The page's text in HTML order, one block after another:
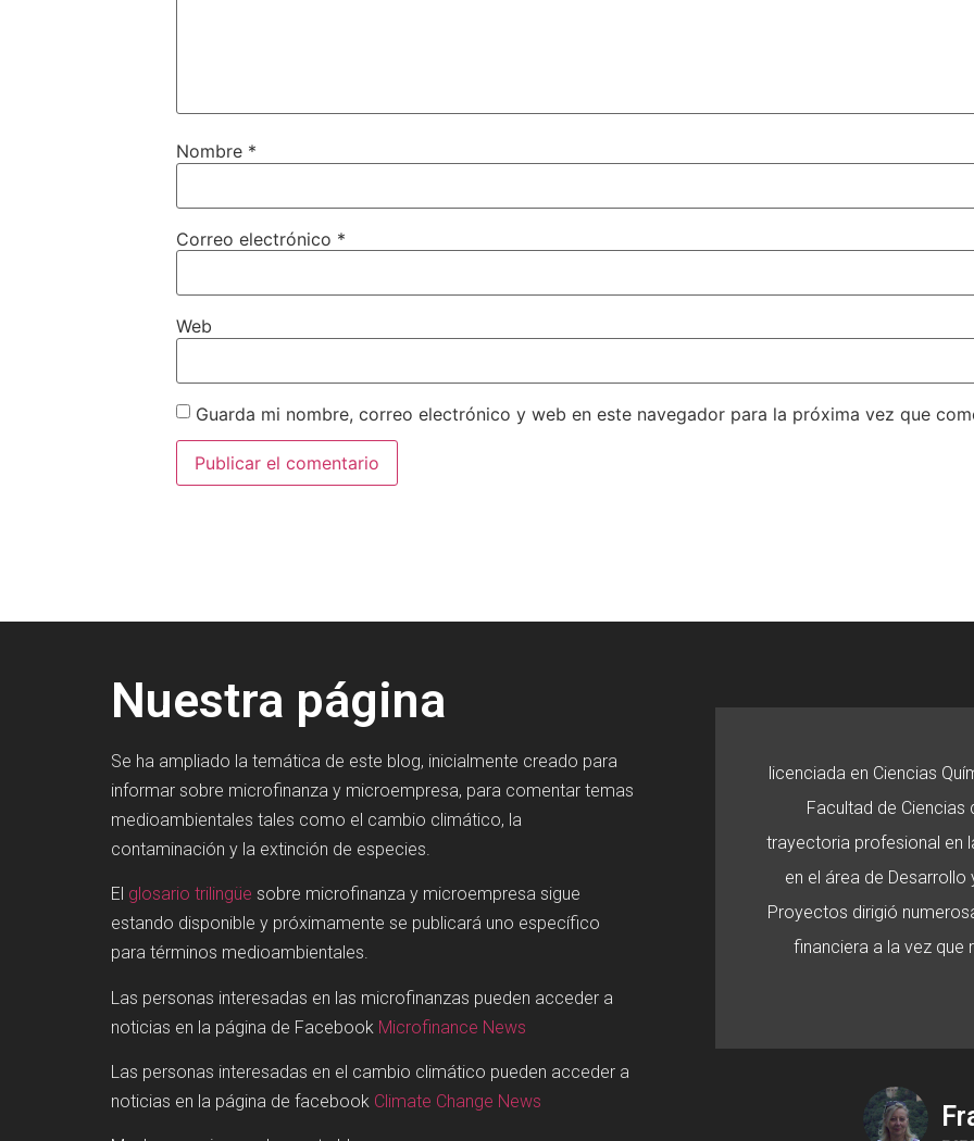
Nombre *
Correo electrónico *
Web
Guarda mi nombre, correo electrónico y web en este navegador para la próxima vez que
Nuestra página
Se ha ampliado la temática de este blog, inicialmente creado para
informar sobre microfinanza y microempresa, para comentar temas
medioambientales tales como el cambio climático, la
contaminación y la extinción de especies.
El glosario trilingüe sobre microfinanza y microempresa sigue
estando disponible y próximamente se publicará uno específico
para términos medioambientales.
Las personas interesadas en las microfinanzas pueden acceder a
noticias en la página de Facebook Microfinance News
Las personas interesadas en el cambio climático pueden acceder a
noticias en la página de facebook Climate Change News
licenciada en Ciencias
Facultad de Ciencias
trayectoria profesional en
en el área de
Proyectos dirigió
financiera a la vez que